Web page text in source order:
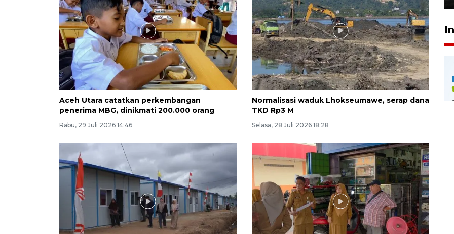
Aceh Utara catatkan perkembangan
penerima MBG, dinikmati 200.000 orang
Rabu, 29 Juli 2026 14:46
Normalisasi waduk Lhokseumawe, serap dana
TKD Rp3 M
Selasa, 28 Juli 2026 18:28